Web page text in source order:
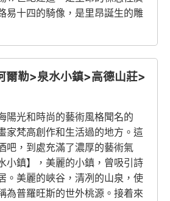
易十四的騎像，是里昂誕生的雕
爾勒>泉水小鎮>高德山莊>
陽光和時尚的藝術風格聞名的
家梵高創作和生活過的地方。這
吧，到處充滿了濃厚的藝術氣
小鎮】，美麗的小鎮，曾吸引詩
。美麗的峽谷，清冽的山泉，使
為普羅旺斯的世外桃源。接着來